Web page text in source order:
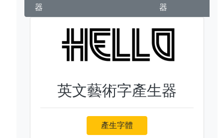
器
器
英文藝術字產生器
產生字體